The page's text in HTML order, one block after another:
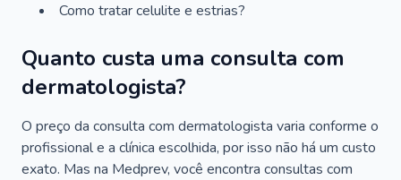
Como tratar celulite e estrias?
Quanto custa uma consulta com
dermatologista?
O preço da consulta com dermatologista varia conforme o
profissional e a clínica escolhida, por isso não há um custo
exato. Mas na Medprev, você encontra consultas com